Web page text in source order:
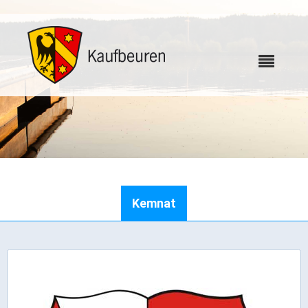
Wo erledige ich was
Kemnat